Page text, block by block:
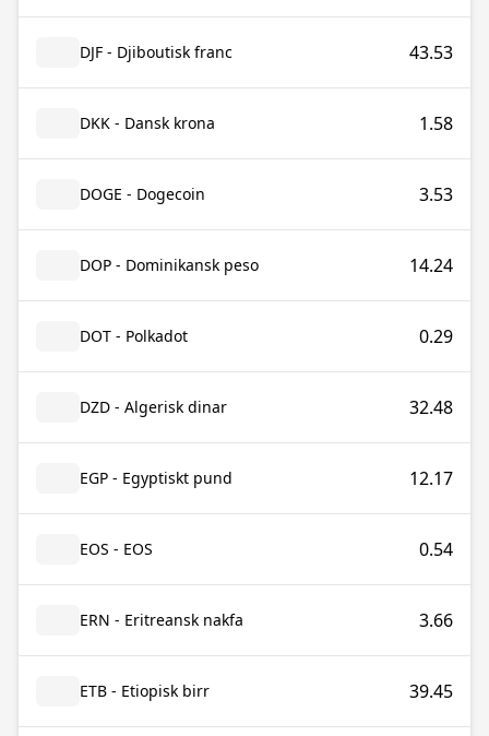
DJF - Djiboutisk franc 43.53
DKK - Dansk krona 1.58
DOGE - Dogecoin 3.53
DOP - Dominikansk peso 14.24
DOT - Polkadot 0.29
DZD - Algerisk dinar 32.48
EGP - Egyptiskt pund 12.17
EOS - EOS 0.54
ERN - Eritreansk nakfa 3.66
ETB - Etiopisk birr 39.45